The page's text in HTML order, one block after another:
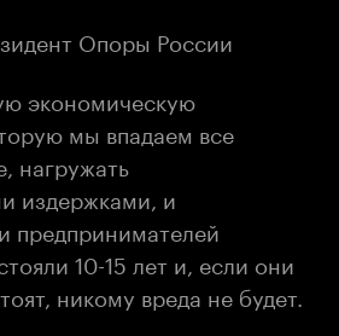
Опоры России
экономическую
мы впадаем все
нагружать
издержками, и
предпринимателей
10-15 лет и, если они
никому вреда не будет.